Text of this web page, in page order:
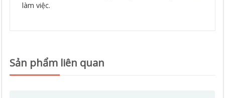
làm việc.
Sản phẩm liên quan